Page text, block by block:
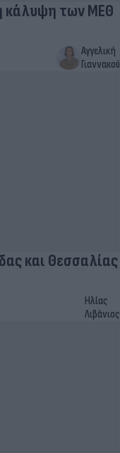
κάλυψη των ΜΕΘ
Αγγελική
Γιαννακού
και Θεσσαλίας
Ηλίας
Λιβάνιος